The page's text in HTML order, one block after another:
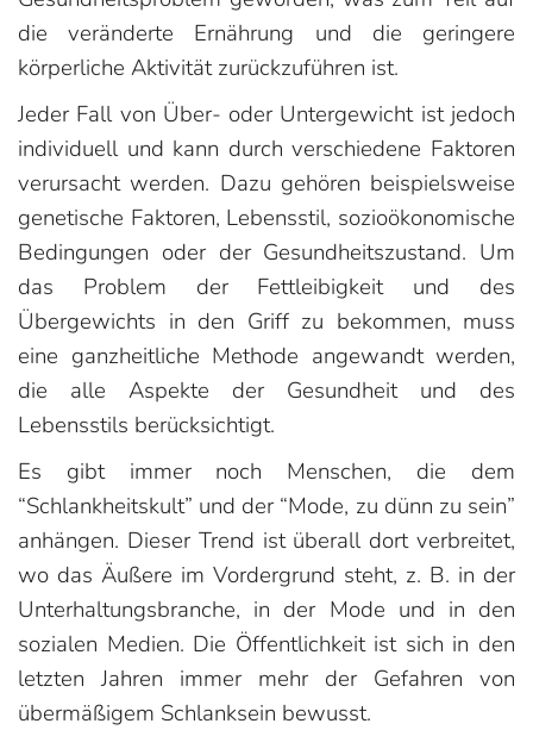
die veränderte Ernährung und die geringere
körperliche Aktivität zurückzuführen ist.
Jeder Fall von Über- oder Untergewicht ist jedoch
individuell und kann durch verschiedene Faktoren
verursacht werden. Dazu gehören beispielsweise
genetische Faktoren, Lebensstil, sozioökonomische
Bedingungen oder der Gesundheitszustand. Um
das Problem der Fettleibigkeit und des
Übergewichts in den Griff zu bekommen, muss
eine ganzheitliche Methode angewandt werden,
die alle Aspekte der Gesundheit und des
Lebensstils berücksichtigt.
Es gibt immer noch Menschen, die dem
“Schlankheitskult” und der “Mode, zu dünn zu sein”
anhängen. Dieser Trend ist überall dort verbreitet,
wo das Äußere im Vordergrund steht, z. B. in der
Unterhaltungsbranche, in der Mode und in den
sozialen Medien. Die Öffentlichkeit ist sich in den
letzten Jahren immer mehr der Gefahren von
übermäßigem Schlanksein bewusst.